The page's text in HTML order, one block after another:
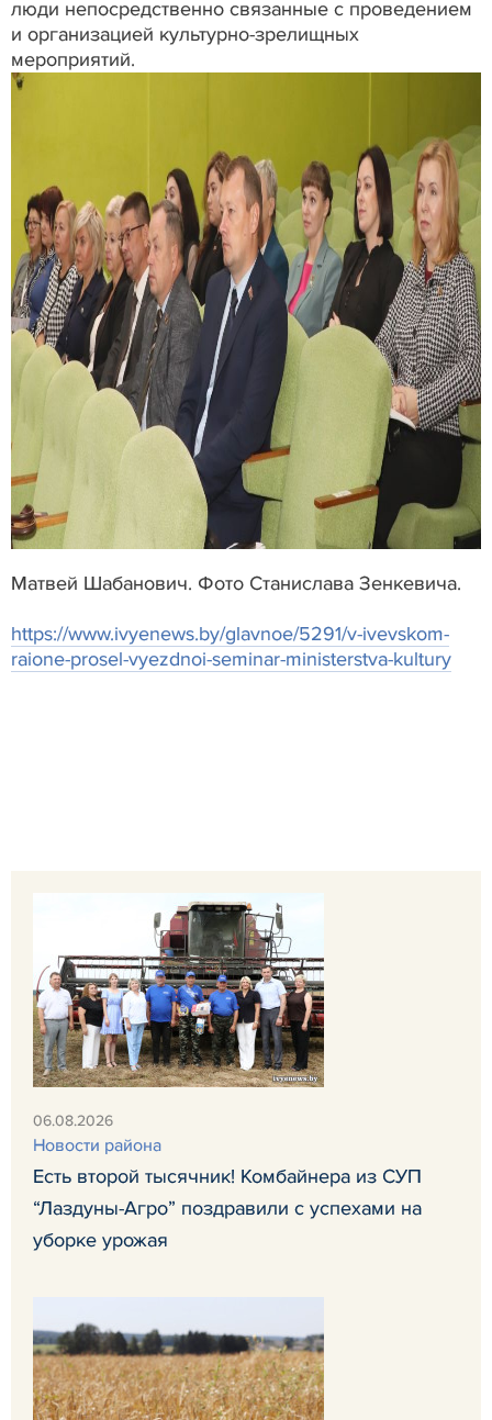
люди непосредственно связанные с проведением
и организацией культурно-зрелищных
мероприятий.
Матвей Шабанович. Фото Станислава Зенкевича.
https://www.ivyenews.by/glavnoe/5291/v-ivevskom-
raione-prosel-vyezdnoi-seminar-ministerstva-kultury
06.08.2026
Новости района
Есть второй тысячник! Комбайнера из СУП
“Лаздуны-Агро” поздравили с успехами на
уборке урожая